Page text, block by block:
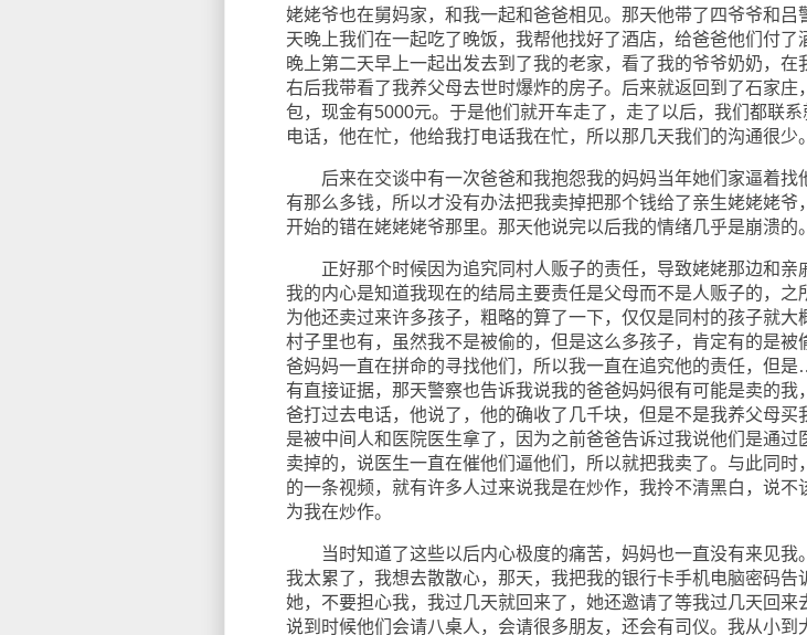
姥姥爷也在舅妈家，和我一起和爸爸相见。那天他带了四爷爷和吕
天晚上我们在一起吃了晚饭，我帮他找好了酒店，给爸爸他们付了
晚上第二天早上一起出发去到了我的老家，看了我的爷爷奶奶，在
右后我带看了我养父母去世时爆炸的房子。后来就返回到了石家庄
包，现金有5000元。于是他们就开车走了，走了以后，我们都联
电话，他在忙，他给我打电话我在忙，所以那几天我们的沟通很少。
后来在交谈中有一次爸爸和我抱怨我的妈妈当年她们家逼着找
有那么多钱，所以才没有办法把我卖掉把那个钱给了亲生姥姥姥爷
开始的错在姥姥姥爷那里。那天他说完以后我的情绪几乎是崩溃的
正好那个时候因为追究同村人贩子的责任，导致姥姥那边和亲
我的内心是知道我现在的结局主要责任是父母而不是人贩子的，之
为他还卖过来许多孩子，粗略的算了一下，仅仅是同村的孩子就大
村子里也有，虽然我不是被偷的，但是这么多孩子，肯定有的是被
爸妈妈一直在拼命的寻找他们，所以我一直在追究他的责任，但
有直接证据，那天警察也告诉我说我的爸爸妈妈很有可能是卖的我
爸打过去电话，他说了，他的确收了几千块，但是不是我养父母买
是被中间人和医院医生拿了，因为之前爸爸告诉过我说他们是通过
卖掉的，说医生一直在催他们逼他们，所以就把我卖了。与此同时
的一条视频，就有许多人过来说我是在炒作，我拎不清黑白，说不
为我在炒作。
当时知道了这些以后内心极度的痛苦，妈妈也一直没有来见我
我太累了，我想去散散心，那天，我把我的银行卡手机电脑密码告
她，不要担心我，我过几天就回来了，她还邀请了等我过几天回来
说到时候他们会请八桌人，会请很多朋友，还会有司仪。我从小到